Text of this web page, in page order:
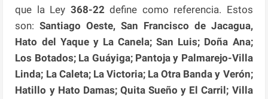
que la Ley 368-22 define como referencia. Estos
son:Santiago Oeste, San Francisco de Jacagua,
Hato del Yaque y La Canela; San Luis; Doña Ana;
Los Botados; La Guáyiga; Pantoja y Palmarejo-Villa
Linda; La Caleta; La Victoria; La Otra Banda y Verón;
Hatillo y Hato Damas; Quita Sueño y El Carril; Villa